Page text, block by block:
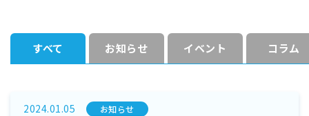
すべて お知らせ イベント コラム
2024.01.05 お知らせ